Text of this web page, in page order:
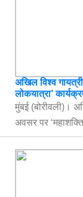
अखिल विश्व गायत्री
लोकयात्रा’
मुंबई (बोरीवली)।
अवसर पर